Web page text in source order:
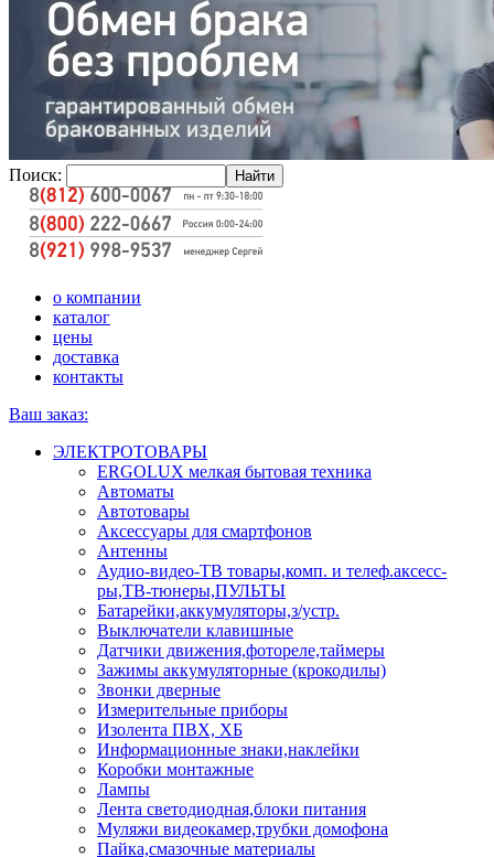
Поиск:
о компании
каталог
цены
доставка
контакты
Ваш заказ:
ЭЛЕКТРОТОВАРЫ
ERGOLUX мелкая бытовая техника
Автоматы
Автотовары
Аксессуары для смартфонов
Антенны
Аудио-видео-ТВ товары,комп. и телеф.аксесс-
ры,ТВ-тюнеры,ПУЛЬТЫ
Батарейки,аккумуляторы,з/устр.
Выключатели клавишные
Датчики движения,фотореле,таймеры
Зажимы аккумуляторные (крокодилы)
Звонки дверные
Измерительные приборы
Изолента ПВХ, ХБ
Информационные знаки,наклейки
Коробки монтажные
Лампы
Лента светодиодная,блоки питания
Муляжи видеокамер,трубки домофона
Пайка,смазочные материалы